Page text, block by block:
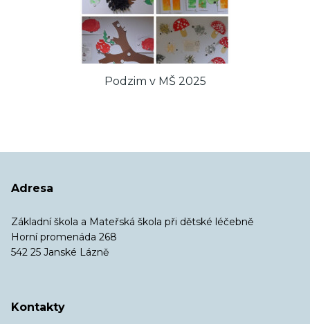
Podzim v MŠ 2025
Adresa
Základní škola a Mateřská škola při dětské léčebně
Horní promenáda 268
542 25 Janské Lázně
Kontakty